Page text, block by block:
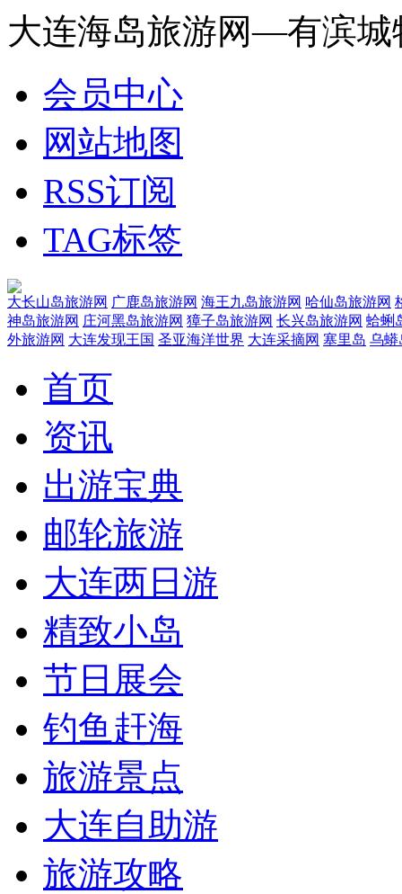
大连海岛旅游网—有滨城
会员中心
网站地图
RSS订阅
TAG标签
大长山岛旅游网 广鹿岛旅游网 海王九岛旅游网 哈仙岛旅游网
神岛旅游网 庄河黑岛旅游网 獐子岛旅游网 长兴岛旅游网 蛤蜊
外旅游网 大连发现王国 圣亚海洋世界 大连采摘网 塞里岛 乌蟒
首页
资讯
出游宝典
邮轮旅游
大连两日游
精致小岛
节日展会
钓鱼赶海
旅游景点
大连自助游
旅游攻略